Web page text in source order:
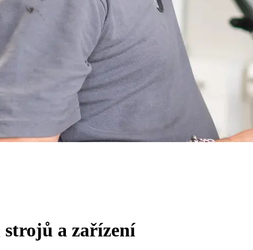
strojů a zařízení